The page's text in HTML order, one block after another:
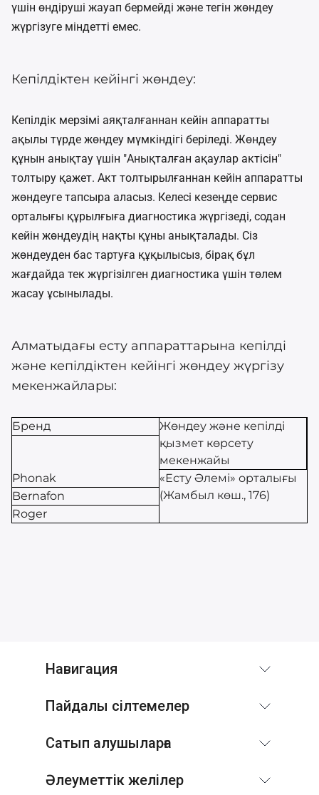
үшін өндіруші жауап бермейді және тегін жөндеу
жүргізуге міндетті емес.
Кепілдіктен кейінгі жөндеу:
Кепілдік мерзімі аяқталғаннан кейін аппаратты
ақылы түрде жөндеу мүмкіндігі беріледі. Жөндеу
құнын анықтау үшін "Анықталған ақаулар актісін"
толтыру қажет. Акт толтырылғаннан кейін аппаратты
жөндеуге тапсыра аласыз. Келесі кезеңде сервис
орталығы құрылғыға диагностика жүргізеді, содан
кейін жөндеудің нақты құны анықталады. Сіз
жөндеуден бас тартуға құқылысыз, бірақ бұл
жағдайда тек жүргізілген диагностика үшін төлем
жасау ұсынылады.
Алматыдағы есту аппараттарына кепілді
және кепілдіктен кейінгі жөндеу жүргізу
мекенжайлары:
Бренд
Жөндеу және кепілді
қызмет көрсету
мекенжайы
Phonak
Bernafon
Roger
«Есту Әлемі» орталығы
(Жамбыл көш., 176)
Навигация
Пайдалы сілтемелер
Сатып алушыларға
Әлеуметтік желілер